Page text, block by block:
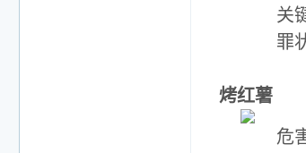
关键
罪状
烤红薯
危